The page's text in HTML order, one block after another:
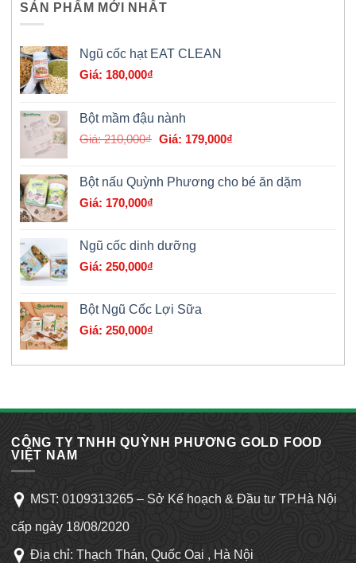
SẢN PHẨM MỚI NHẤT
Ngũ cốc hạt EAT CLEAN
180,000₫
Bột mầm đậu nành
210,000₫ Giá
210,000₫.
179,000₫Giá
là:
Bột nấu Quỳnh Phương cho bé ăn dặm
170,000₫
Ngũ cốc dinh dưỡng
250,000₫
Bột Ngũ Cốc Lợi Sữa
250,000₫
CÔNG TY TNHH QUỲNH PHƯƠNG GOLD FOOD
VIỆT NAM
MST: 0109313265 – Sở Kế hoạch & Đầu tư TP.Hà Nội
cấp ngày 18/08/2020
Địa chỉ: Thạch Thán, Quốc Oai , Hà Nội